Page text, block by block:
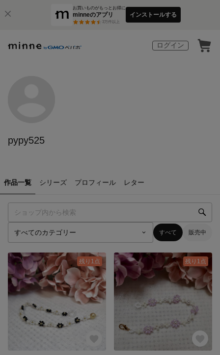
お買いものがもっとお得に
minneのアプリ
3万件以上
インストールする
ログイン
pypy525
作品一覧 シリーズ プロフィール レター
すべて 販売中
残り1点 残り1点